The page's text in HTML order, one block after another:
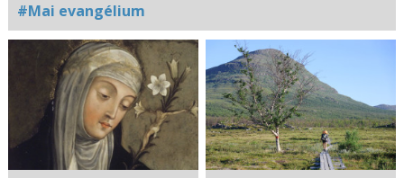
#Mai evangélium
Kapcsolódó
fotógaléria